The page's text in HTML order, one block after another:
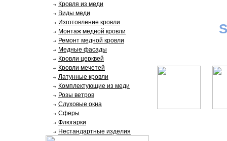
Кровля из меди
Виды меди
Изготовление кровли
Монтаж медной кровли
Ремонт медной кровли
Медные фасады
Кровли церквей
Кровли мечетей
Латунные кровли
Комплектующие из меди
Розы ветров
Слуховые окна
Сферы
Флюгарки
Нестандартные изделия